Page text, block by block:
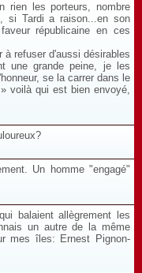
rien les porteurs, nombre
si Tardi a raison...en son
républicaine en ces
refuser d'aussi désirables
une grande peine, je les
se la carrer dans le
voilà qui est bien envoyé,
Un homme "engagé"
balaient allègrement les
un autre de la même
mes îles: Ernest Pignon-